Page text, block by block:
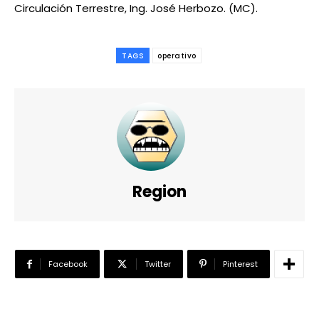
Circulación Terrestre, Ing. José Herbozo. (MC).
TAGS operativo
Region
Facebook Twitter Pinterest